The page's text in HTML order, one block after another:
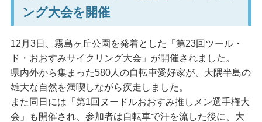
ング大会を開催
12月3日、霧島ヶ丘公園を発着とした「第23回ツール・
ド・おおすみサイクリング大会」が開催されました。
県内外から集まった580人の自転車愛好家が、大隅半島の
雄大な自然を満喫しながら疾走しました。
また同日には「第1回ヌードルおおすみ推しメン選手権大
会」も開催され、参加者は自転車で汗を流した後に、大